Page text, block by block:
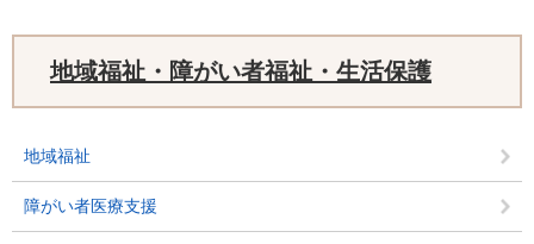
地域福祉・障がい者福祉・生活保護
地域福祉
障がい者医療支援